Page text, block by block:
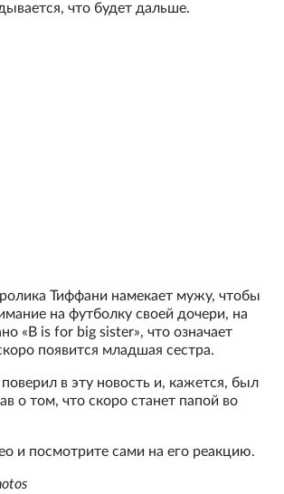
что будет дальше.
Тиффани намекает мужу, чтобы
на футболку своей дочери, на
«B is for big sister», что означает
появится младшая сестра.
в эту новость и, кажется, был
о том, что скоро станет папой во
и посмотрите сами на его реакцию.